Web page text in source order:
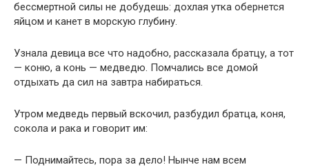
бессмертной силы не добудешь: дохлая утка обернется
яйцом и канет в морскую глубину.
Узнала девица все что надобно, рассказала братцу, а тот
— коню, а конь — медведю. Помчались все домой
отдыхать да сил на завтра набираться.
Утром медведь первый вскочил, разбудил братца, коня,
сокола и рака и говорит им:
— Поднимайтесь, пора за дело! Нынче нам всем